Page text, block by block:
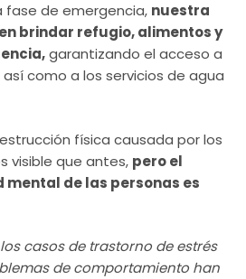
fase de emergencia, nuestra
brindar refugio, alimentos y
garantizando el acceso a
como a los servicios de agua
física causada por los
visible que antes, pero el
de las personas es
casos de trastorno de estrés
de comportamiento han